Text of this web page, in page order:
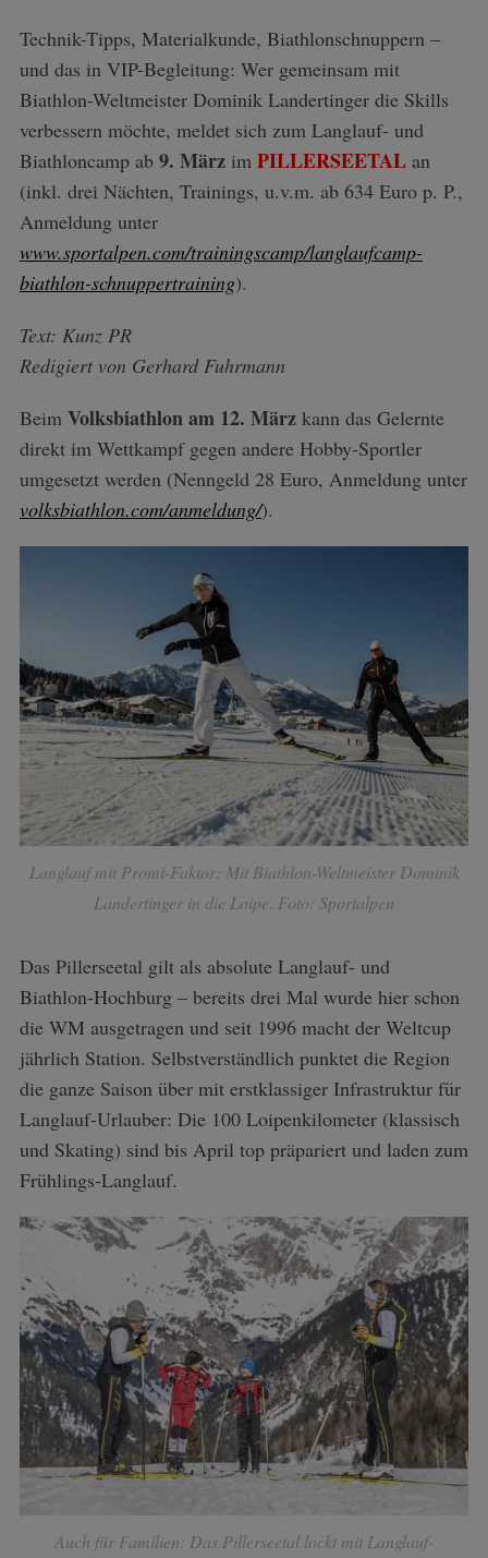
Technik-Tipps, Materialkunde, Biathlonschnuppern –
und das in VIP-Begleitung: Wer gemeinsam mit
Biathlon-Weltmeister Dominik Landertinger die Skills
verbessern möchte, meldet sich zum Langlauf- und
Biathloncamp ab 9. Märzim PILLERSEETAL an
(inkl. drei Nächten, Trainings, u.v.m. ab 634 Euro p. P.,
Anmeldung unter
www.sportalpen.com/trainingscamp/langlaufcamp-
biathlon-schnuppertraining).
Text: Kunz PR
Redigiert von Gerhard Fuhrmann
Beim Volksbiathlon am 12. Märzkann das Gelernte
direkt im Wettkampf gegen andere Hobby-Sportler
umgesetzt werden (Nenngeld 28 Euro, Anmeldung unter
volksbiathlon.com/anmeldung/).
Langlauf mit Promi-Faktor: Mit Biathlon-Weltmeister Dominik
Landertinger in die Loipe. Foto: Sportalpen
Das Pillerseetal gilt als absolute Langlauf- und
Biathlon-Hochburg – bereits drei Mal wurde hier schon
die WM ausgetragen und seit 1996 macht der Weltcup
jährlich Station. Selbstverständlich punktet die Region
die ganze Saison über mit erstklassiger Infrastruktur für
Langlauf-Urlauber: Die 100 Loipenkilometer (klassisch
und Skating) sind bis April top präpariert und laden zum
Frühlings-Langlauf.
Auch für Familien: Das Pillerseetal lockt mit Langlauf-